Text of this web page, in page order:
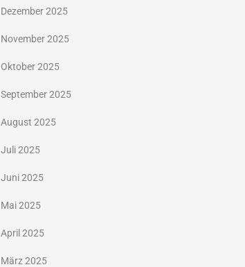
Dezember 2025
November 2025
Oktober 2025
September 2025
August 2025
Juli 2025
Juni 2025
Mai 2025
April 2025
März 2025